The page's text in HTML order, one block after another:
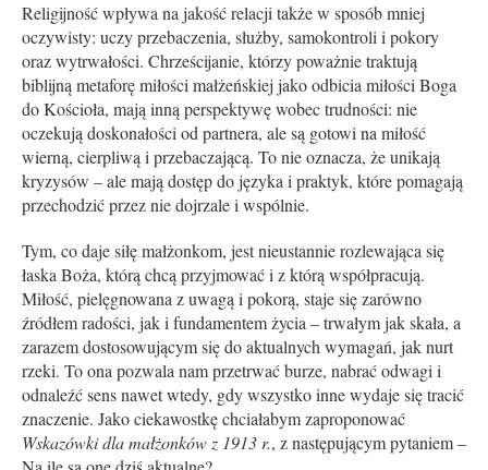
Religijność wpływa na jakość relacji także w sposób mniej
oczywisty: uczy przebaczenia, służby, samokontroli i pokory
oraz wytrwałości. Chrześcijanie, którzy poważnie traktują
biblijną metaforę miłości małżeńskiej jako odbicia miłości Boga
do Kościoła, mają inną perspektywę wobec trudności: nie
oczekują doskonałości od partnera, ale są gotowi na miłość
wierną, cierpliwą i przebaczającą. To nie oznacza, że unikają
kryzysów – ale mają dostęp do języka i praktyk, które pomagają
przechodzić przez nie dojrzale i wspólnie.
Tym, co daje siłę małżonkom, jest nieustannie rozlewająca się
łaska Boża, którą chcą przyjmować i z którą współpracują.
Miłość, pielęgnowana z uwagą i pokorą, staje się zarówno
źródłem radości, jak i fundamentem życia – trwałym jak skała, a
zarazem dostosowującym się do aktualnych wymagań, jak nurt
rzeki. To ona pozwala nam przetrwać burze, nabrać odwagi i
odnaleźć sens nawet wtedy, gdy wszystko inne wydaje się tracić
znaczenie. Jako cieka­wostkę chciałabym zaproponować
Wskazówki dla małżonków z 1913 r., z następującym pytaniem –